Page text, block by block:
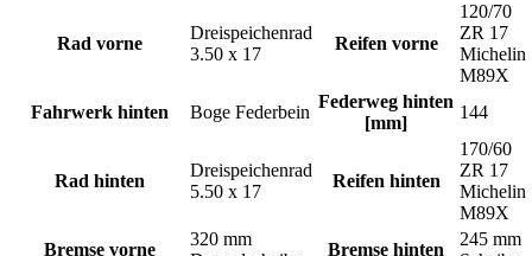
Rad vorne
Dreispeichenrad
3.50 x 17
Reifen vorne
120/70
ZR 17
Michelin
M89X
Fahrwerk hinten
Boge Federbein
Federweg hinten
[mm]
144
Rad hinten
Dreispeichenrad
5.50 x 17
Reifen hinten
170/60
ZR 17
Michelin
M89X
Bremse vorne
320 mm
Bremse hinten
245 mm